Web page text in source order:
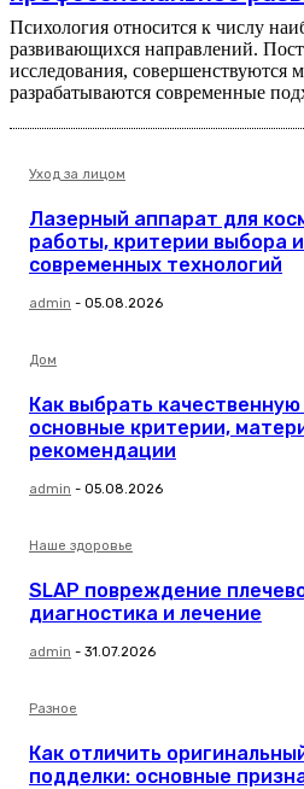
Психология относится к числу
развивающихся направлений.
исследования, совершенствуются
разрабатываются современные
Уход за лицом
Лазерный аппарат для
работы, критерии выбора
современных технологий
admin - 05.08.2026
Дом
Как выбрать
основные критерии,
рекомендации
admin - 05.08.2026
Наше здоровье
SLAP повреждение
диагностика и лечение
admin - 31.07.2026
Разное
Как отличить
подделки: основные